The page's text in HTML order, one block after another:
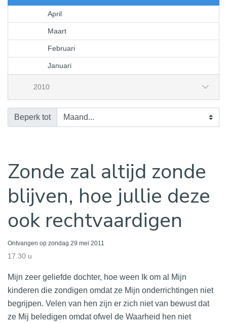
April
Maart
Februari
Januari
2010
Beperk tot
Zonde zal altijd zonde
blijven, hoe jullie deze
ook rechtvaardigen
Ontvangen op zondag 29 mei 2011
17.30 u
Mijn zeer geliefde dochter, hoe ween Ik om al Mijn
kinderen die zondigen omdat ze Mijn onderrichtingen niet
begrijpen. Velen van hen zijn er zich niet van bewust dat
ze Mij beledigen omdat ofwel de Waarheid hen niet